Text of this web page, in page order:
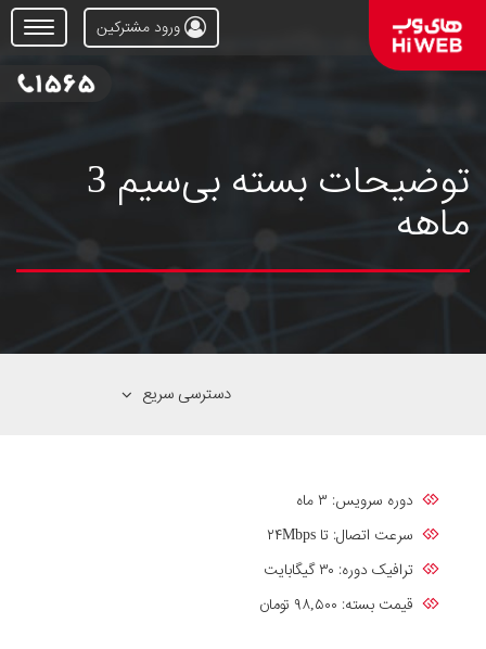
Open
Menu
ورود مشترکین
توضیحات بسته بی‌سیم 3
ماهه
دسترسی سریع
دوره سرویس: ۳ ماه
سرعت اتصال: تا ۲۴Mbps
ترافیک دوره: ۳۰ گیگابایت
قیمت بسته: ۹۸,۵۰۰ تومان